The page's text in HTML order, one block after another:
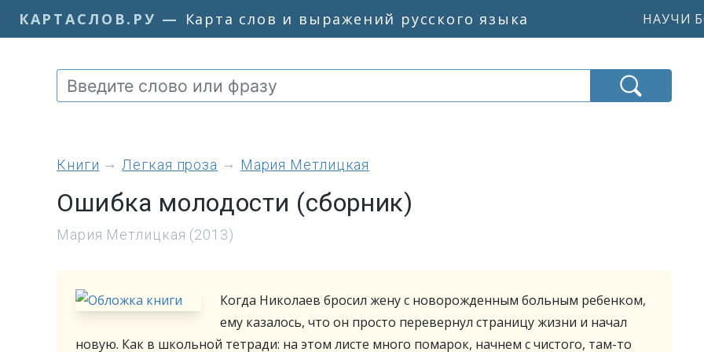
КАРТАСЛОВ.РУ — Карта слов и выражений русского языка НАУЧИ
книги Легкая проза Мария Метлицкая
Ошибка молодости (сборник)
Мария Метлицкая (2013)
Когда Николаев бросил жену с новорожденным больным ребенком,
ему казалось, что он просто перевернул страницу жизни и начал
новую. Как в школьной тетради: на этом листе много помарок, начнем с чистого, там-то